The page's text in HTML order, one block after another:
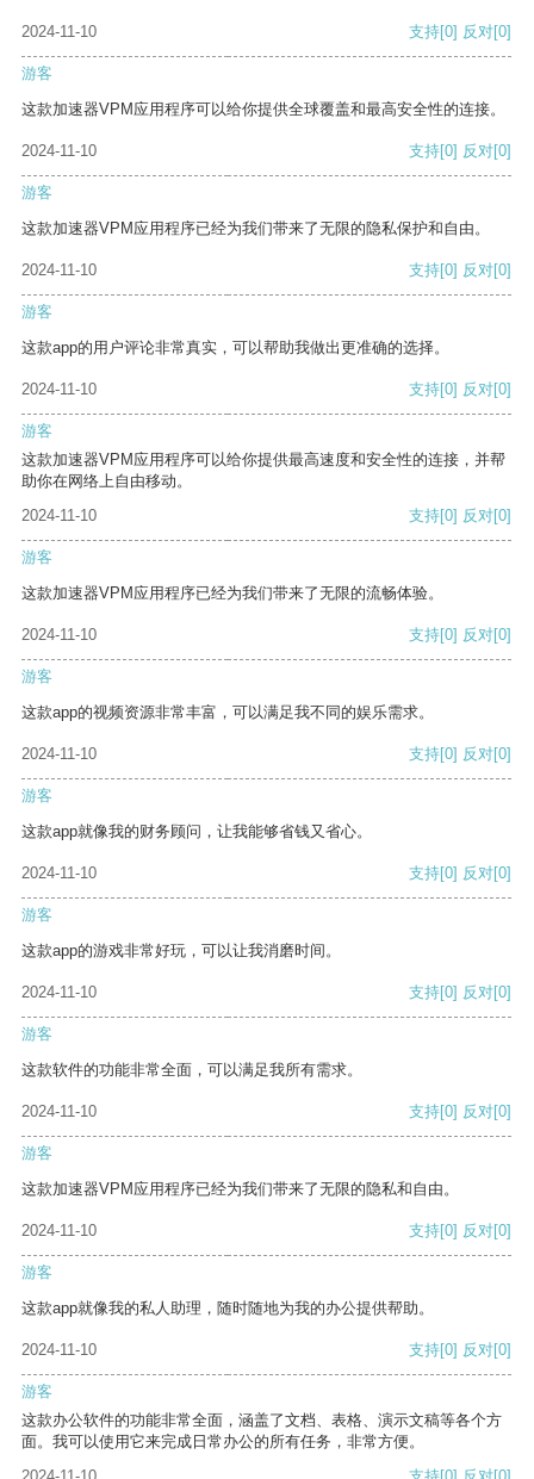
2024-11-10 支持[0] 反对[0]
游客
这款加速器VPM应用程序可以给你提供全球覆盖和最高安全性的连接。
2024-11-10 支持[0] 反对[0]
游客
这款加速器VPM应用程序已经为我们带来了无限的隐私保护和自由。
2024-11-10 支持[0] 反对[0]
游客
这款app的用户评论非常真实，可以帮助我做出更准确的选择。
2024-11-10 支持[0] 反对[0]
游客
这款加速器VPM应用程序可以给你提供最高速度和安全性的连接，并帮
助你在网络上自由移动。
2024-11-10
支持[0] 反对[0]
游客
这款加速器VPM应用程序已经为我们带来了无限的流畅体验。
2024-11-10 支持[0] 反对[0]
游客
这款app的视频资源非常丰富，可以满足我不同的娱乐需求。
2024-11-10 支持[0] 反对[0]
游客
这款app就像我的财务顾问，让我能够省钱又省心。
2024-11-10 支持[0] 反对[0]
游客
这款app的游戏非常好玩，可以让我消磨时间。
2024-11-10 支持[0] 反对[0]
游客
这款软件的功能非常全面，可以满足我所有需求。
2024-11-10 支持[0] 反对[0]
游客
这款加速器VPM应用程序已经为我们带来了无限的隐私和自由。
2024-11-10 支持[0] 反对[0]
游客
这款app就像我的私人助理，随时随地为我的办公提供帮助。
2024-11-10 支持[0] 反对[0]
游客
这款办公软件的功能非常全面，涵盖了文档、表格、演示文稿等各个方
面。我可以使用它来完成日常办公的所有任务，非常方便。